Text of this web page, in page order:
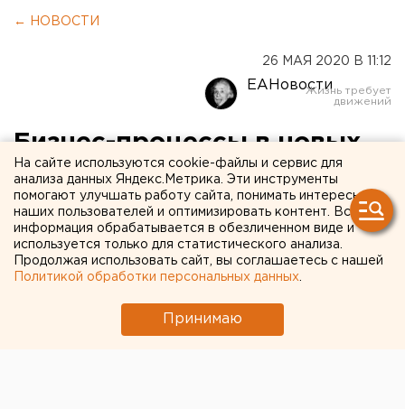
← НОВОСТИ
26 МАЯ 2020 В 11:12
ЕАНовости
Бизнес-процессы в новых
условиях: что делать с
кредитами
На сайте используются cookie-файлы и сервис для
анализа данных Яндекс.Метрика. Эти инструменты
помогают улучшать работу сайта, понимать интересы
наших пользователей и оптимизировать контент. Вся
информация обрабатывается в обезличенном виде и
используется только для статистического анализа.
Продолжая использовать сайт, вы соглашаетесь с нашей
Политикой обработки персональных данных
Принимаю